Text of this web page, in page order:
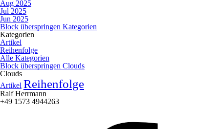
Aug 2025
Jul 2025
Jun 2025
Block überspringen Kategorien
Kategorien
Artikel
Reihenfolge
Alle Kategorien
Block überspringen Clouds
Clouds
Artikel Reihenfolge
Ralf Herrmann
+49 1573 4944263